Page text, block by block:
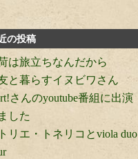
の投稿
は旅立ちなんだから
と暮らすイヌビワさん
さんのyoutube番組に出演
した
リエ・トネリコとviola duo